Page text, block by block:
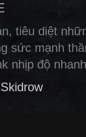
tiêu diệt
sức mạnh
nhịp độ
Skidrow